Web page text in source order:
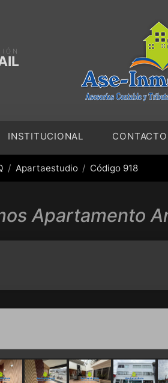
INSTITUCIONAL CONTACTO
Apartaestudio Código 918
Apartamento